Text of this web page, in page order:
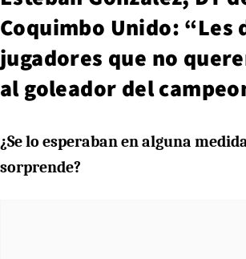
Coquimbo Unido: “Les
jugadores que no
al goleador del
¿Se lo esperaban en alguna
sorprende?